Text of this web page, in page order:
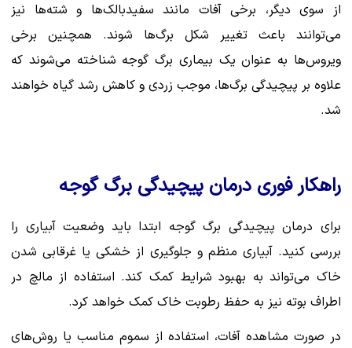
از سوی دیگر، برخی آفات مانند سفیدبالک‌ها و شته‌ها نیز
می‌توانند باعث تغییر شکل برگ‌ها شوند. همچنین برخی
ویروس‌ها به عنوان یک بیماری برگ گوجه شناخته می‌شوند که
علاوه بر پیچیدگی برگ‌ها، موجب زردی و کاهش رشد گیاه خواهند
شد.
راهکار فوری درمان پیچیدگی برگ گوجه
برای درمان پیچیدگی برگ گوجه ابتدا باید وضعیت آبیاری را
بررسی کنید. آبیاری منظم و جلوگیری از خشکی یا غرقابی شدن
خاک می‌تواند به بهبود شرایط کمک کند. استفاده از مالچ در
اطراف بوته نیز به حفظ رطوبت خاک کمک خواهد کرد.
در صورت مشاهده آفات، استفاده از سموم مناسب یا روش‌های